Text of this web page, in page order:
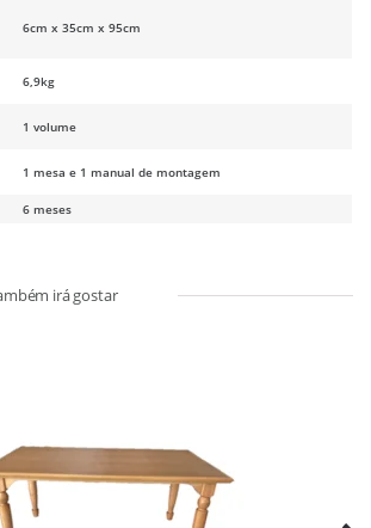
6cm x 35cm x 95cm
6,9kg
1 volume
1 mesa e 1 manual de montagem
6 meses